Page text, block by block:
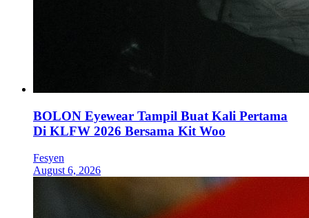
BOLON Eyewear Tampil Buat Kali Pertama
Di KLFW 2026 Bersama Kit Woo
Fesyen
August 6, 2026